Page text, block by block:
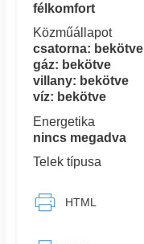
félkomfort
Közműállapot
csatorna: bekötve
gáz: bekötve
villany: bekötve
víz: bekötve
Energetika
nincs megadva
Telek típusa
HTML